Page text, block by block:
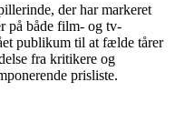
der har markeret
på både film- og tv-
publikum til at fælde tårer
fra kritikere og
prisliste.